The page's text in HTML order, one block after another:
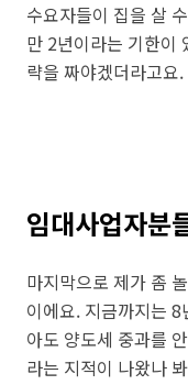
수요자들이 집을 살
만 2년이라는 기한이
략을 짜야겠더라고요.
임대사업자분
마지막으로 제가 좀
이에요. 지금까지는
아도 양도세 중과를
라는 지적이 나왔나